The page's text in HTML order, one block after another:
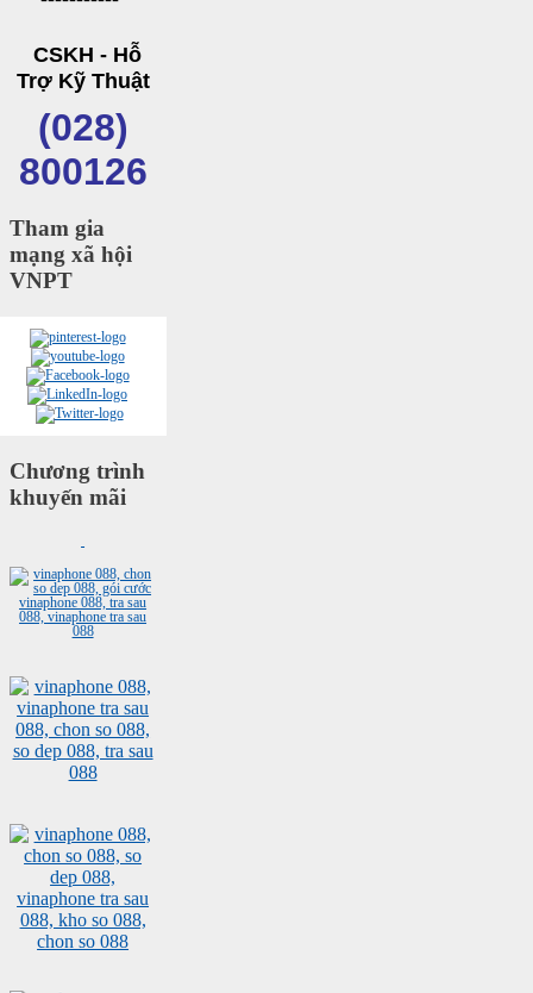
CSKH - Hỗ
Trợ Kỹ Thuật
(028)
800126
Tham gia
mạng xã hội
VNPT
Chương trình
khuyến mãi